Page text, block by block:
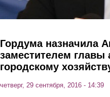
Гордума назначила
заместителем главы
городскому
четверг, 29 сентября, 2016 - 14:39